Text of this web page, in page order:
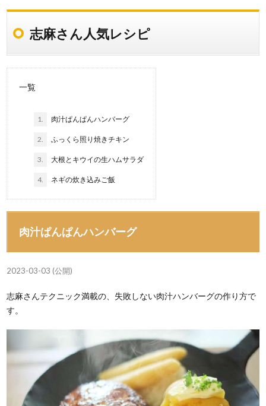
志麻さん人気レシピ
一覧
1. 肉汁ぱんぱんハンバーグ
2. ふっくら照り焼きチキン
3. 大根とキウイの生ハムサラダ
4. ネギの炊き込みご飯
肉汁ぱんぱんハンバーグ
2023-03-03 (公開)
志麻さんテクニック満載の、失敗しない肉汁ハンバーグの作り方で
す。